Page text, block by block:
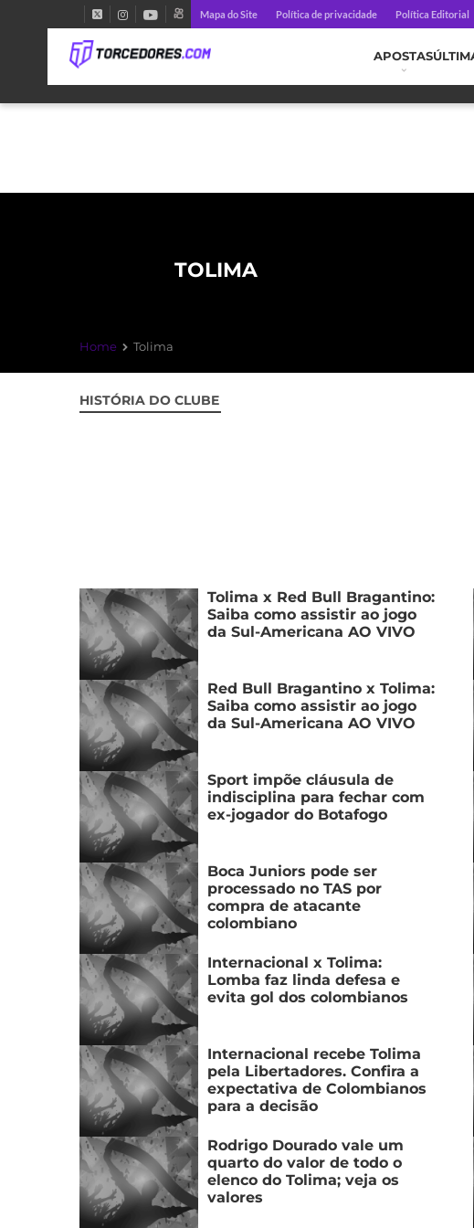
Mapa do Site Política de privacidade Política Editorial
APOSTAS
Home Tolima
TOLIMA
HISTÓRIA DO CLUBE
Tolima x Red Bull Bragantino:
Saiba como assistir ao jogo
da Sul-Americana AO VIVO
Red Bull Bragantino x Tolima:
Saiba como assistir ao jogo
da Sul-Americana AO VIVO
Sport impõe cláusula de
indisciplina para fechar com
ex-jogador do Botafogo
Boca Juniors pode ser
processado no TAS por
compra de atacante
colombiano
Internacional x Tolima:
Lomba faz linda defesa e
evita gol dos colombianos
Internacional recebe Tolima
pela Libertadores. Confira a
expectativa de Colombianos
para a decisão
Rodrigo Dourado vale um
quarto do valor de todo o
elenco do Tolima; veja os
valores